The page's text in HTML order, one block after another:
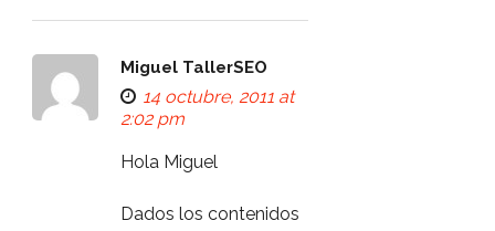
Miguel TallerSEO
14 octubre, 2011 at
2:02 pm
Hola Miguel
Dados los contenidos